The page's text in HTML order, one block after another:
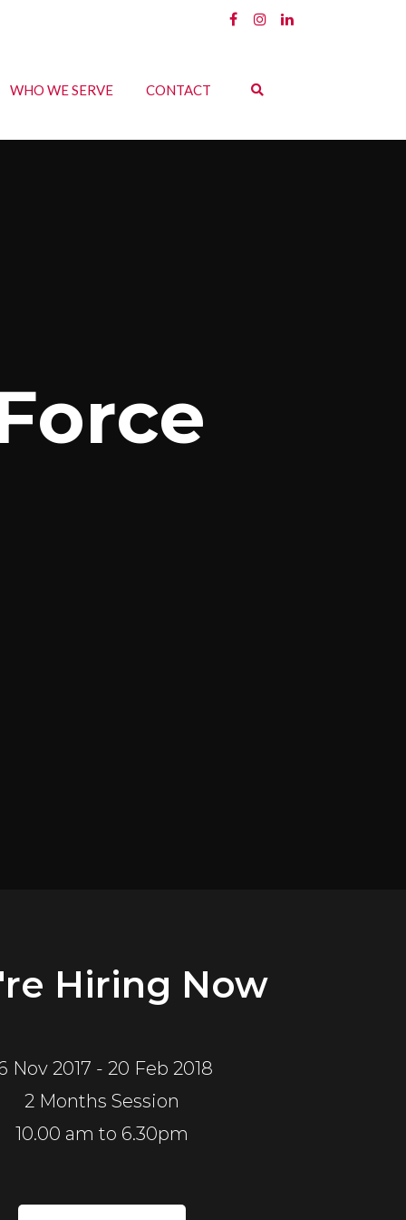
WHO WE SERVE CONTACT
Hiring Now
Nov 2017 - 20 Feb 2018
2 Months Session
10.00 am to 6.30pm